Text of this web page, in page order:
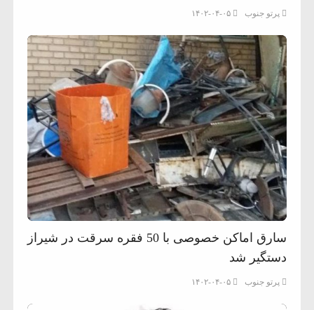
پرتو جنوب ۱۴۰۲-۰۴-۰۵
سارق اماکن خصوصی با 50 فقره سرقت در شیراز
دستگیر شد
پرتو جنوب ۱۴۰۲-۰۴-۰۵